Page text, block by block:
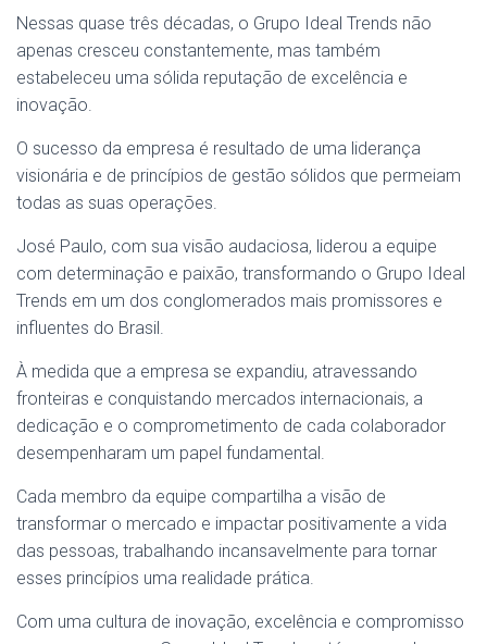
Nessas quase três décadas, o Grupo Ideal Trends não
apenas cresceu constantemente, mas também
estabeleceu uma sólida reputação de excelência e
inovação.
O sucesso da empresa é resultado de uma liderança
visionária e de princípios de gestão sólidos que permeiam
todas as suas operações.
José Paulo, com sua visão audaciosa, liderou a equipe
com determinação e paixão, transformando o Grupo Ideal
Trends em um dos conglomerados mais promissores e
influentes do Brasil.
À medida que a empresa se expandiu, atravessando
fronteiras e conquistando mercados internacionais, a
dedicação e o comprometimento de cada colaborador
desempenharam um papel fundamental.
Cada membro da equipe compartilha a visão de
transformar o mercado e impactar positivamente a vida
das pessoas, trabalhando incansavelmente para tornar
esses princípios uma realidade prática.
Com uma cultura de inovação, excelência e compromisso